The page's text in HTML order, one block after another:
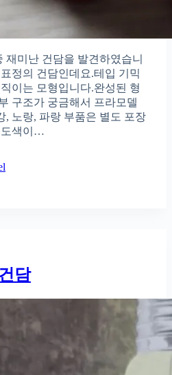
재미난 건담을 발견하였습니
정의 건담인데요.테입 기믹
이는 모형입니다.완성된 형
구조가 궁금해서 프라모델
, 노랑, 파랑 부품은 별도 포장
도색이…
담